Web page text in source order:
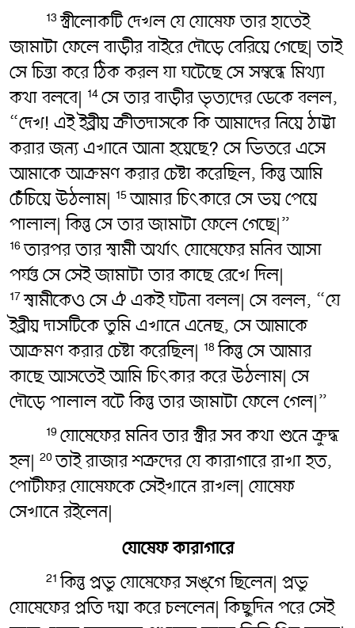
13স্ত্রীলোকটি দেখল যে যোষেফ তার হাতেই
জামাটা ফেলে বাড়ীর বাইরে দৌড়ে বেরিয়ে গেছে| তাই
সে চিন্তা করে ঠিক করল যা ঘটেছে সে সম্বন্ধে মিথ্যা
কথা বলবে| 14 সে তার বাড়ীর ভৃত্যদের ডেকে বলল,
“দেখ! এই ইব্রীয় ক্রীতদাসকে কি আমাদের নিয়ে ঠাট্টা
করার জন্য এখানে আনা হয়েছে? সে ভিতরে এসে
আমাকে আক্রমণ করার চেষ্টা করেছিল, কিন্তু আমি
চেঁচিয়ে উঠলাম| 15আমার চিৎকারে সে ভয় পেয়ে
পালাল| কিন্তু সে তার জামাটা ফেলে গেছে|”
16তারপর তার স্বামী অর্থাৎ‌ যোষেফের মনিব আসা
পর্যন্ত সে সেই জামাটা তার কাছে রেখে দিল|
17স্বামীকেও সে ঐ একই ঘটনা বলল| সে বলল, “যে
ইব্রীয় দাসটিকে তুমি এখানে এনেছ, সে আমাকে
আক্রমণ করার চেষ্টা করেছিল| 18কিন্তু সে আমার
কাছে আসতেই আমি চিৎকার করে উঠলাম| সে
দৌড়ে পালাল বটে কিন্তু তার জামাটা ফেলে গেল|”
19 যোষেফের মনিব তার স্ত্রীর সব কথা শুনে ক্রুদ্ধ
হল| 20তাই রাজার শত্রুদের যে কারাগারে রাখা হত,
পোটীফর যোষেফকে সেইখানে রাখল| যোষেফ
সেখানে রইলেন|
যোষেফ কারাগারে
21কিন্তু প্রভু যোষেফের সঙ্গে ছিলেন| প্রভু
যোষেফের প্রতি দয়া করে চললেন| কিছুদিন পরে সেই